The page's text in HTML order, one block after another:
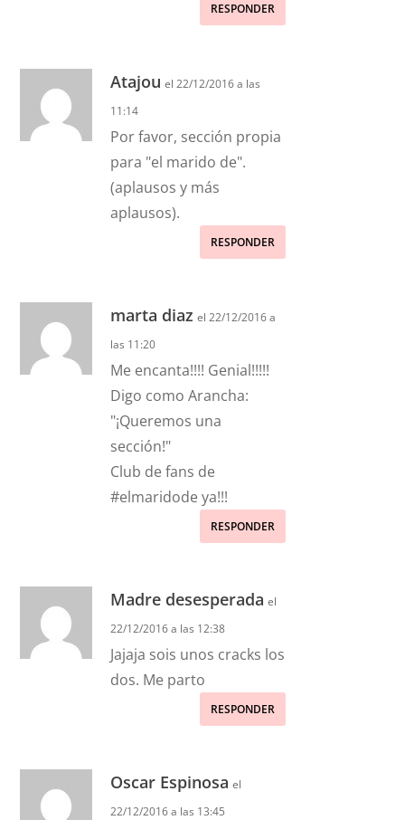
RESPONDER
Atajou el 22/12/2016 a las
11:14
Por favor, sección propia
para "el marido de".
(aplausos y más
aplausos).
RESPONDER
marta diaz el 22/12/2016 a
las 11:20
Me encanta!!!! Genial!!!!!
Digo como Arancha:
"¡Queremos una
sección!"
Club de fans de
#elmaridode ya!!!
RESPONDER
Madre desesperada el
22/12/2016 a las 12:38
Jajaja sois unos cracks los
dos. Me parto
RESPONDER
Oscar Espinosa el
22/12/2016 a las 13:45